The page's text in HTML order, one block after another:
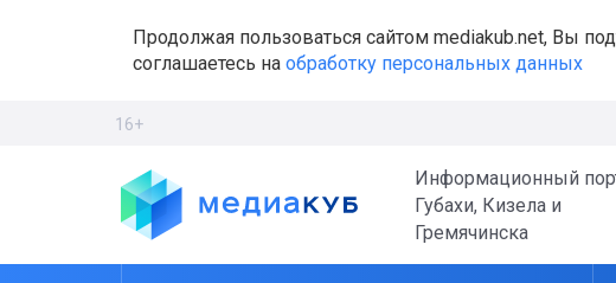
Продолжая пользоваться сайтом mediakub.net, Вы
соглашаетесь на обработку персональных данных
16+
Информационный
Губахи, Кизела и
Гремячинска